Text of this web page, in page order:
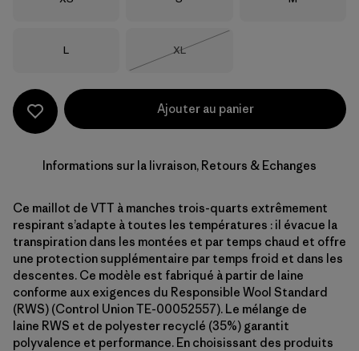
Taille
L Taille
XL
Ajouter au panier
Informations sur la livraison, Retours & Echanges
Ce maillot de VTT à manches trois-quarts extrêmement
respirant s’adapte à toutes les températures : il évacue la
transpiration dans les montées et par temps chaud et offre
une protection supplémentaire par temps froid et dans les
descentes. Ce modèle est fabriqué à partir de laine
conforme aux exigences du Responsible Wool Standard
(RWS) (Control Union TE-00052557). Le mélange de
laine RWS et de polyester recyclé (35%) garantit
polyvalence et performance. En choisissant des produits